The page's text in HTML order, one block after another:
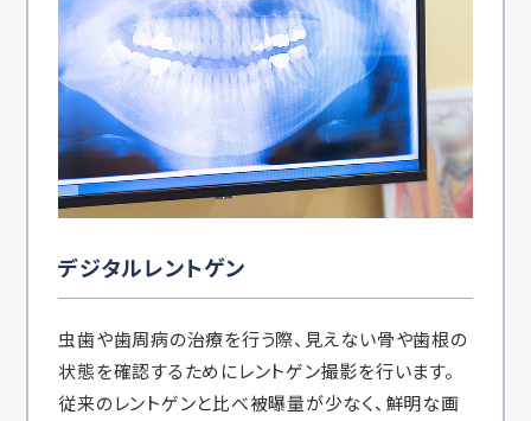
デジタルレントゲン
虫歯や歯周病の治療を行う際、見えない骨や歯根の
状態を確認するためにレントゲン撮影を行います。
従来のレントゲンと比べ被曝量が少なく、鮮明な画